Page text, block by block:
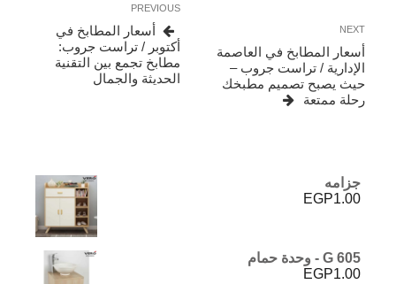
المقالات
Previous
Post
PREVIOUS
أسعار المطابخ في
أكتوبر / تراست جروب:
مطابخ تجمع بين التقنية
الحديثة والجمال
Next
Post
NEXT
أسعار المطابخ في العاصمة
الإدارية / تراست جروب –
حيث يصبح تصميم مطبخك
رحلة ممتعة
جزامه
EGP1.00
G 605 - وحدة حمام
EGP1.00